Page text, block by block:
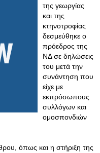
της γεωργίας
και της
κτηνοτροφίας
δεσμεύθηκε ο
πρόεδρος της
ΝΔ σε δηλώσεις
του μετά την
συνάντηση που
είχε με
εκπρόσωπους
συλλόγων και
ομοσπονδιών
όπως και η στήριξη της